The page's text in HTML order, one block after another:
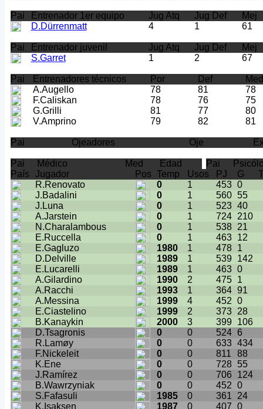
Pai Entrenador 1er equipo Jug Atq Jug Def
Mej
D.Dürrenmatt
4 1 61
Pai Entrenador juvenil Jug Atq Jug Def
Mej
S.Garret
1 2 67
Pai Entrenadores técnicos Por Def
Med
A.Augello
78 81
78
F.Caliskan
78 76
75
G.Grilli
81 77
80
V.Amprino
79 82 81
Pai Ojeadores Oje
Pai Médico Med Edad Pai
País
Jugador Pos Temp Usos PJ G
R.Renovato
0 1 453 0
J.Badalini
0 1 560 55
J.Luna
0 1 523 40
A.Jarstein
0 1 724
210
N.Charalambous
0 1 538
21
E.Ruccella
0 1 463
12
E.Gagluzo
1980 1 478
1
D.Delville
1989 1 539
142
E.Lucarelli
1989 1 463 0
A.Gilardino
1990 2 475
1
A.Racchi
1993 1 364 91
A.Messina
1999 4 452 0
E.Ciastelino
1999 2 373
28
B.Kanaykin
2000 3 399
106
D.Tsagronis
0 0 524 6
R.Lamøy
0 0 633 434
F.Nickeleit
0 0 811
88
K.Ene
0 0 728
55
J.Ramírez
0 0 706
124
B.Wawrzyniak
0 0 452 0
S.Fafasuli
1985 0 361
24
K.Isaksen
1987 0 407 0